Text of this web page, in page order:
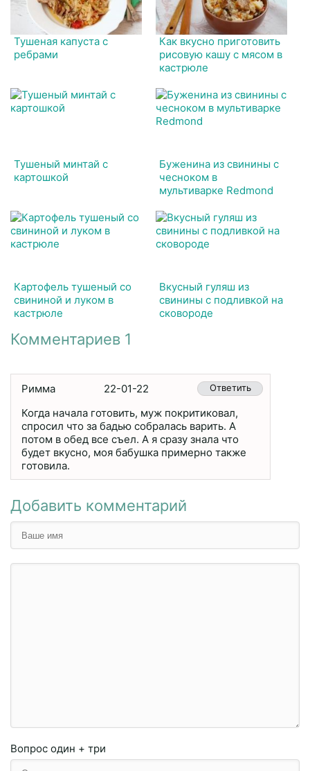
Тушеная капуста с
ребрами
Как вкусно приготовить
рисовую кашу с мясом в
кастрюле
Тушеный минтай с
картошкой
Буженина из свинины с
чесноком в
мультиварке Redmond
Картофель тушеный со
свининой и луком в
кастрюле
Вкусный гуляш из
свинины с подливкой на
сковороде
Комментариев 1
Римма 22-01-22 Ответить
Когда начала готовить, муж покритиковал,
спросил что за бадью собралась варить. А
потом в обед все съел. А я сразу знала что
будет вкусно, моя бабушка примерно также
готовила.
Добавить комментарий
Вопрос один + три